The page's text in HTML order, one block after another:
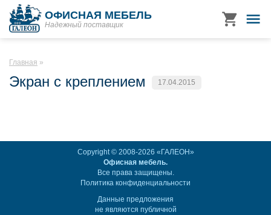
ОФИСНАЯ МЕБЕЛЬ
Надежный поставщик
Главная
Экран с креплением 17.04.2015
Copyright © 2008-2026 «ГАЛЕОН»
Офисная мебель.
Все права защищены.
Политика конфиденциальности
Данные предложения
не являются публичной